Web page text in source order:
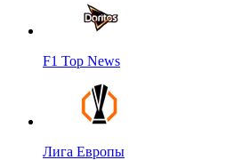
F1 Top News
Лига Европы